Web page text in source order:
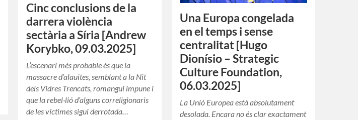
Cinc conclusions de la
darrera violència
sectària a Síria [Andrew
Korybko, 09.03.2025]
L’escenari més probable és que la
massacre d’alauites, semblant a la Nit
dels Vidres Trencats, romangui impune i
que la rebel·lió d’alguns correligionaris
de les víctimes sigui derrotada…
Una Europa congelada
en el temps i sense
centralitat [Hugo
Dionísio – Strategic
Culture Foundation,
06.03.2025]
La Unió Europea està absolutament
desolada. Encara no és clar exactament